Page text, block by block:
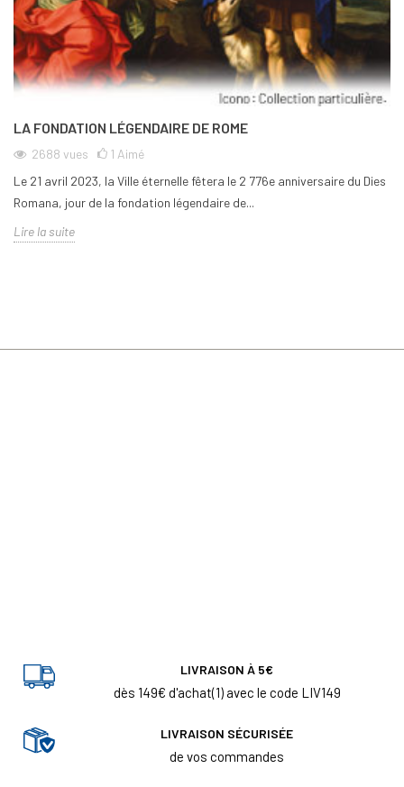
LA FONDATION LÉGENDAIRE DE ROME
2688 vues 1 Aimé
Le 21 avril 2023, la Ville éternelle fêtera le 2 776e anniversaire du Dies
Romana, jour de la fondation légendaire de...
Lire la suite
LIVRAISON À 5€
dès 149€ d'achat(1) avec le code LIV149
LIVRAISON SÉCURISÉE
de vos commandes